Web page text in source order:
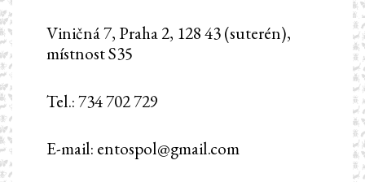
Viničná 7, Praha 2, 128 43 (suterén),
místnost S35
Tel.: 734 702 729
E-mail: entospol@gmail.com